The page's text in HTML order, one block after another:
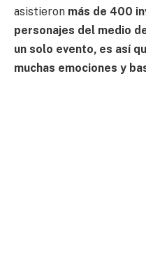
asistieron más de 400
personajes del medio
un solo evento, es así
muchas emociones y